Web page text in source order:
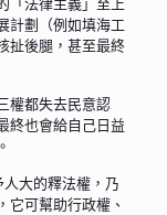
「法律主義」至上
計劃（例如填海工
扯後腿，甚至最終
權都失去民意認
終也會給自己日益
大的釋法權，乃
它可幫助行政權、